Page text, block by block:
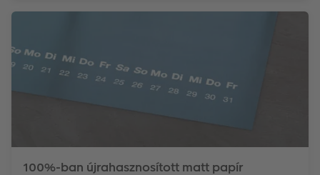
100%-ban újrahasznosított matt papír